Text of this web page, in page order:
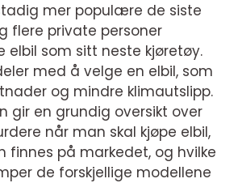
mer populære de siste
flere private personer
elbil som sitt neste kjøretøy.
med å velge en elbil, som
og mindre klimautslipp.
gir en grundig oversikt over
når man skal kjøpe elbil,
finnes på markedet, og hvilke
de forskjellige modellene